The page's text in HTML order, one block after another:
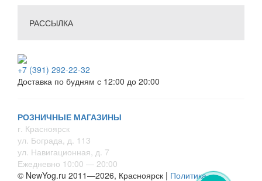
РАССЫЛКА
+7 (391) 292-22-32
Доставка по будням с 12:00 до 20:00
РОЗНИЧНЫЕ МАГАЗИНЫ
г. Красноярск
ул. Бограда, д. 113
ул. Навигационная, д. 7
Ежедневно 10:00 — 20:00
© NewYog.ru 2011—2026, Красноярск | Политика